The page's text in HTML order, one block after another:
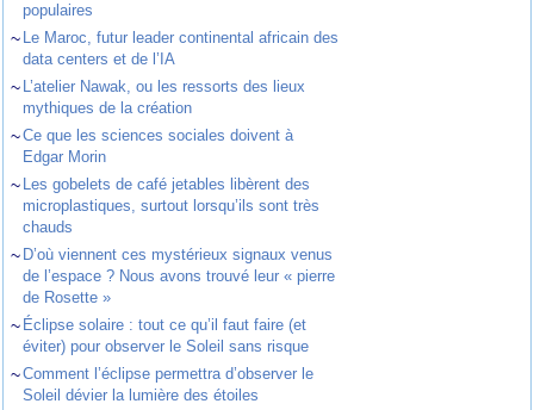
populaires
~ Le Maroc, futur leader continental africain des
data centers et de l’IA
~ L’atelier Nawak, ou les ressorts des lieux
mythiques de la création
~Ce que les sciences sociales doivent à
Edgar Morin
~ Les gobelets de café jetables libèrent des
microplastiques, surtout lorsqu’ils sont très
chauds
~ D’où viennent ces mystérieux signaux venus
de l’espace ? Nous avons trouvé leur « pierre
de Rosette »
~ Éclipse solaire : tout ce qu’il faut faire (et
éviter) pour observer le Soleil sans risque
~Comment l’éclipse permettra d’observer le
Soleil dévier la lumière des étoiles